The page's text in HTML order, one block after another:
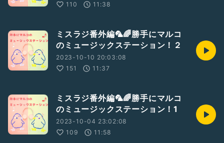
110
11:38
ミスラジ番外編🦜🌈勝手にマルコ
のミュージックステーション！２
2023-10-10 20:03:08
151
11:37
ミスラジ番外編🦜🌈勝手にマルコ
のミュージックステーション！1
2023-10-04 23:02:08
109
11:58